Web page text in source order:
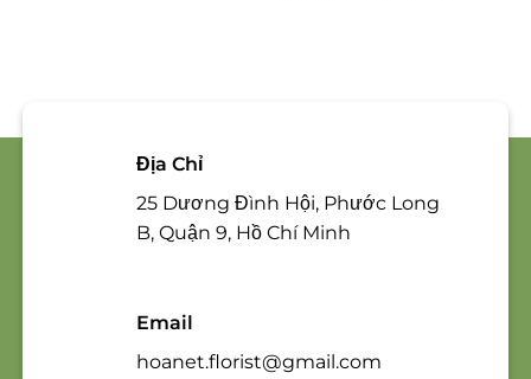
Địa Chỉ
25 Dương Đình Hội, Phước Long
B, Quận 9, Hồ Chí Minh
Email
hoanet.florist@gmail.com